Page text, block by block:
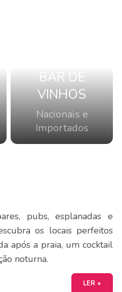
BAR DE
VINHOS
Nacionais e
Importados
pubs, esplanadas e
os locais perfeitos
após a praia, um cocktail
noturna.
LER +